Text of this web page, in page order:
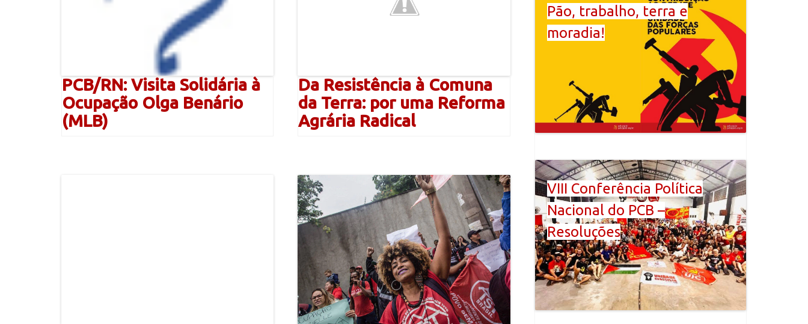
PCB/RN: Visita Solidária à
Ocupação Olga Benário
(MLB)
Da Resistência à Comuna
da Terra: por uma Reforma
Agrária Radical
Pão, trabalho, terra e
moradia!
VIII Conferência Política
Nacional do PCB –
Resoluções